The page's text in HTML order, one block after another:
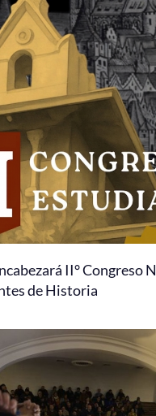
II° Congreso
de Historia